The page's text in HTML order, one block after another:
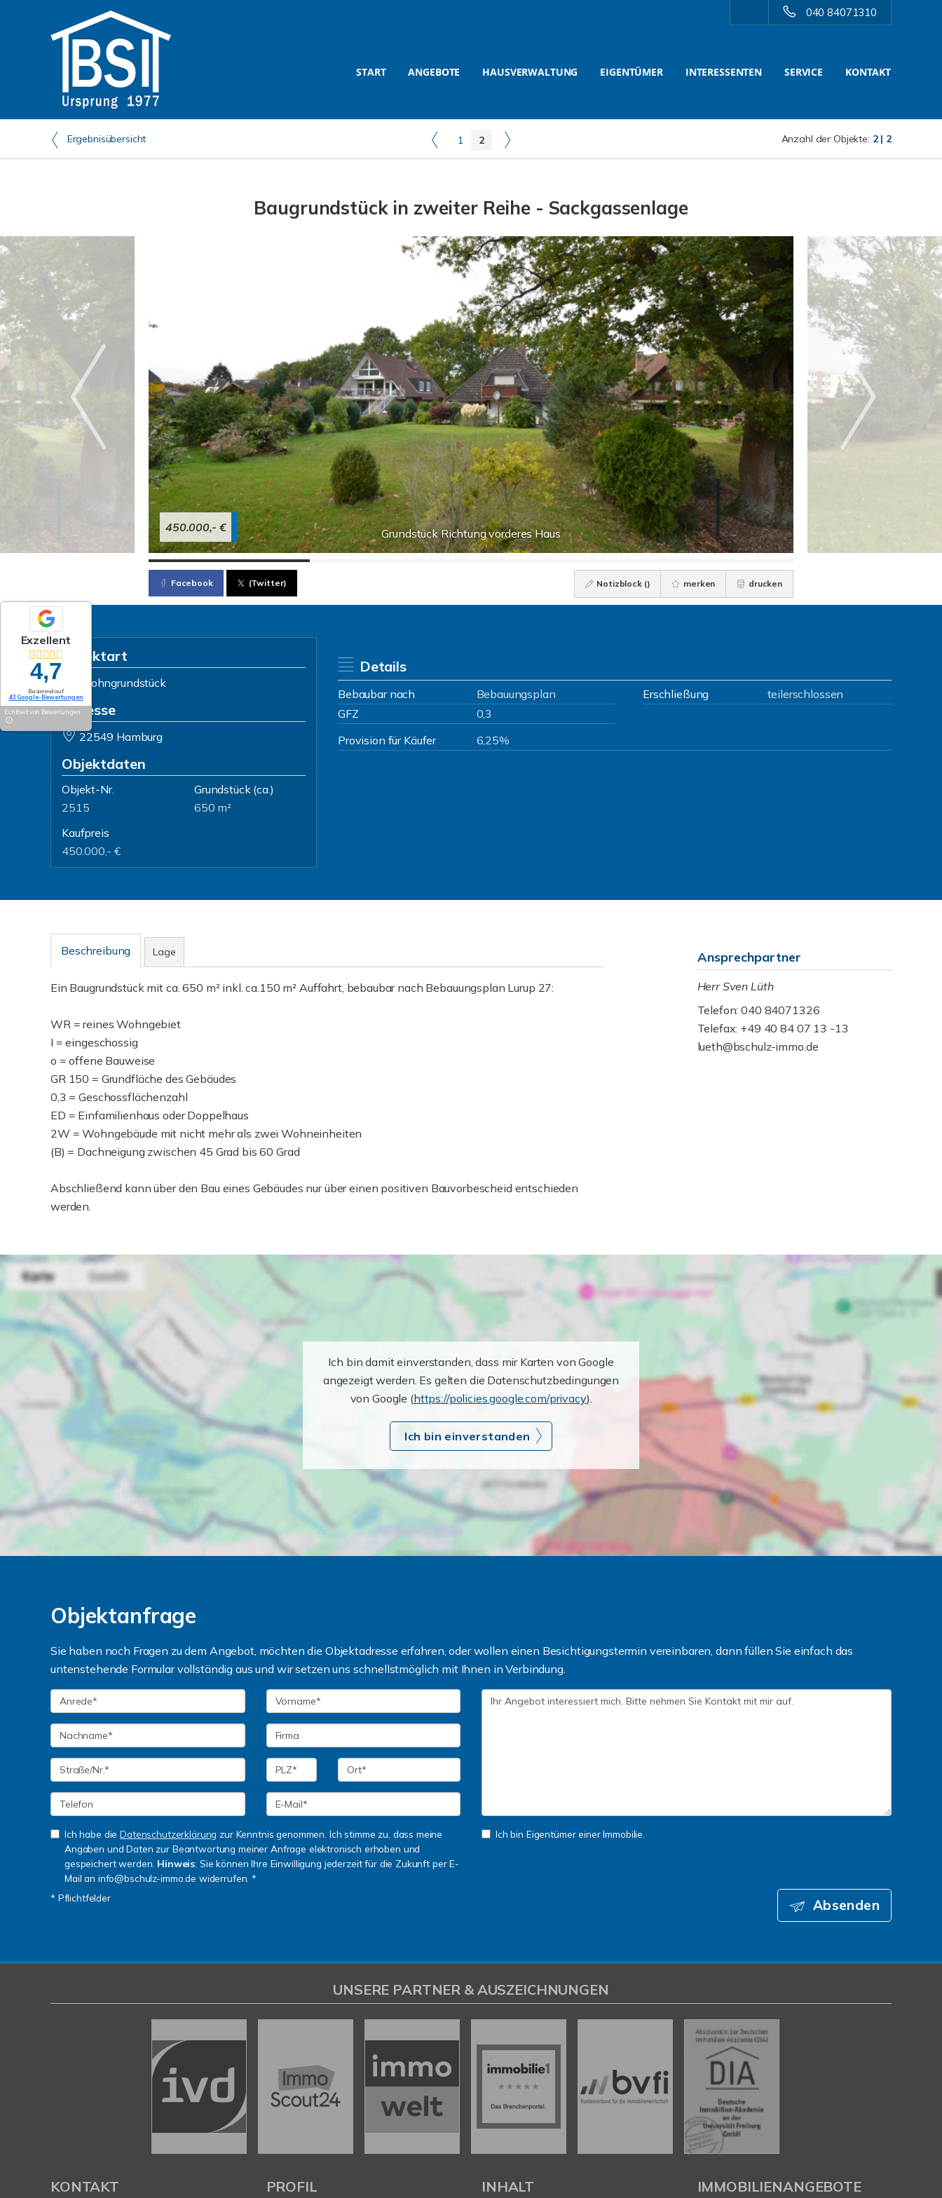
040 84071310
START ANGEBOTE HAUSVERWALTUNG EIGENTÜMER INTERESSENTEN SERVICE KONTAKT
Ergebnisübersicht 1 2 Anzahl der Objekte: 2 | 2
Baugrundstück in zweiter Reihe - Sackgassenlage
Grundstück Richtung vorderes Haus
450.000,- €
Facebook (Twitter) Notizblock () merken drucken
Objektart
Wohngrundstück
Adresse
22549 Hamburg
Objektdaten
Objekt-Nr.
2515
Grundstück(ca.)
650 m²
Kaufpreis
450.000,- €
Details
Bebaubar nach Bebauungsplan Erschließung
teilerschlossen
GFZ
0,3
Provision für Käufer
6,25%
Beschreibung Lage
Ein Baugrundstück mit ca. 650 m² inkl. ca.150 m² Auffahrt, bebaubar nach Bebauungsplan Lurup 27:
WR = reines Wohngebiet
I = eingeschossig
o = offene Bauweise
GR 150 = Grundfläche des Gebäudes
0,3 = Geschossflächenzahl
ED = Einfamilienhaus oder Doppelhaus
2W = Wohngebäude mit nicht mehr als zwei Wohneinheiten
(B) = Dachneigung zwischen 45 Grad bis 60 Grad
Abschließend kann über den Bau eines Gebäudes nur über einen positiven Bauvorbescheid entschieden
werden.
Ansprechpartner
Herr Sven Lüth
Telefon: 040 84071326
Telefax: +49 40 84 07 13 -13
lueth@bschulz-immo.de
Ich bin damit einverstanden, dass mir Karten von Google
angezeigt werden. Es gelten die Datenschutzbedingungen
von Google (https://policies.google.com/privacy).
Ich bin einverstanden
Objektanfrage
Sie haben noch Fragen zu dem Angebot, möchten die Objektadresse erfahren, oder wollen einen Besichtigungstermin vereinbaren, dann füllen Sie einfach das
untenstehende Formular vollständig aus und wir setzen uns schnellstmöglich mit Ihnen in Verbindung.
Ich habe dieDatenschutzerklärung zur Kenntnis genommen. Ich stimme zu, dass meine
Angaben und Daten zur Beantwortung meiner Anfrage elektronisch erhoben und
gespeichert werden. Hinweis: Sie können Ihre Einwilligung jederzeit für die Zukunft per E-
Mail an info@bschulz-immo.de widerrufen. *
Ich bin Eigentümer einer Immobilie.
* Pflichtfelder Absenden
Exzellent
4,7
Basierend auf
43 Google-Bewertungen
Echtheit von Bewertungen
UNSERE PARTNER & AUSZEICHNUNGEN
KONTAKT PROFIL INHALT IMMOBILIENANGEBOTE